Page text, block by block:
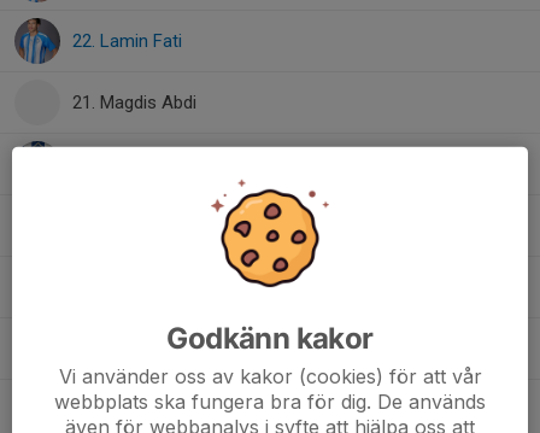
22. Lamin Fati
21. Magdis Abdi
3. Melwin Vörös Willander
11. Nabil Abshir Mohammed
3. Niklas Barzola
Godkänn kakor
Vi använder oss av kakor (cookies) för att vår
webbplats ska fungera bra för dig. De används
även för webbanalys i syfte att hjälpa oss att